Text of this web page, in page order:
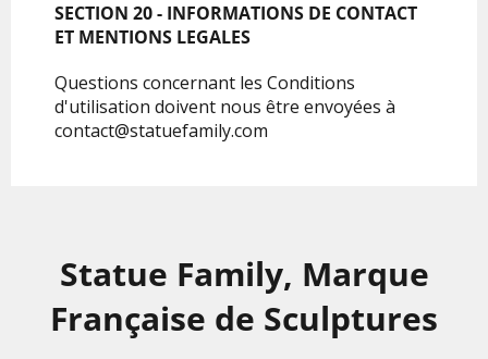
SECTION 20 - INFORMATIONS DE CONTACT
ET MENTIONS LEGALES
Questions concernant les Conditions
d'utilisation doivent nous être envoyées à
contact@statuefamily.com
Statue Family, Marque
Française de Sculptures